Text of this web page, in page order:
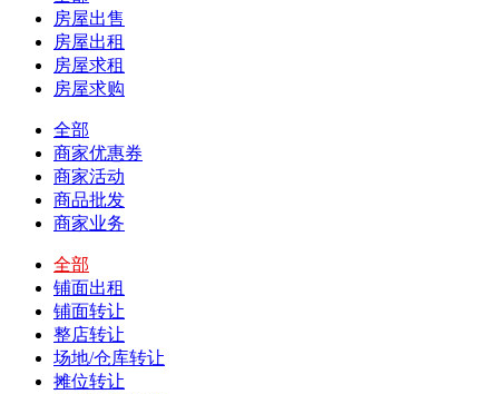
房屋出售
房屋出租
房屋求租
房屋求购
全部
商家优惠券
商家活动
商品批发
商家业务
全部
铺面出租
铺面转让
整店转让
场地/仓库转让
摊位转让